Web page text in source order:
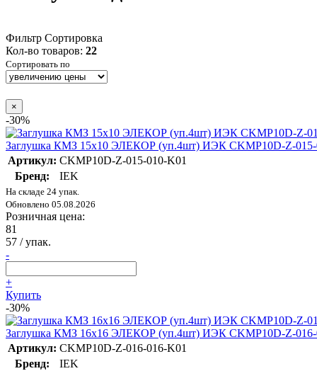
Фильтр Сортировка
Кол-во товаров: 22
Сортировать по
×
-30%
Заглушка КМЗ 15х10 ЭЛЕКОР (уп.4шт) ИЭК CKMP10D-Z-015-
Артикул: CKMP10D-Z-015-010-K01
Бренд:
IEK
На складе 24 упак.
Обновлено 05.08.2026
Розничная цена:
81
57 / упак.
-
+
Купить
-30%
Заглушка КМЗ 16х16 ЭЛЕКОР (уп.4шт) ИЭК CKMP10D-Z-016-
Артикул: CKMP10D-Z-016-016-K01
Бренд:
IEK